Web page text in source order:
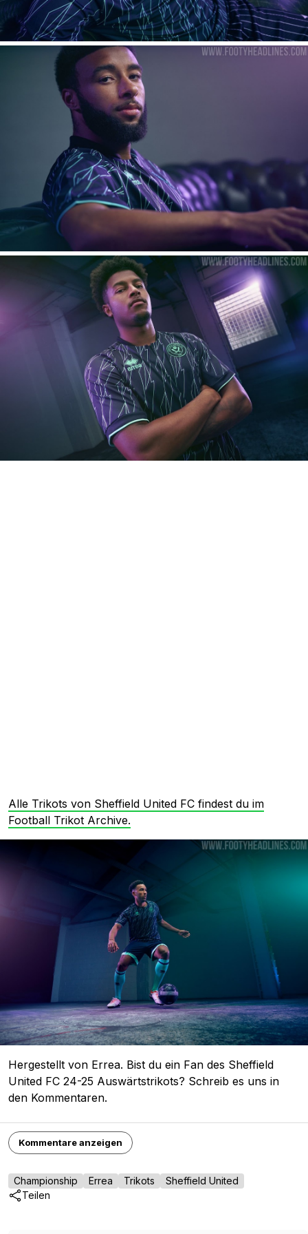
Alle Trikots von Sheffield United FC findest du im
Football Trikot Archive.
Hergestellt von Errea. Bist du ein Fan des Sheffield
United FC 24-25 Auswärtstrikots? Schreib es uns in
den Kommentaren.
Kommentare anzeigen
Championship Errea Trikots
Sheffield United
Teilen